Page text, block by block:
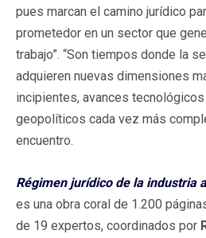
pues marcan el camino jurídico
prometedor en un sector que
trabajo”. “Son tiempos donde la
adquieren nuevas dimensiones
incipientes, avances
geopolíticos cada vez más
encuentro.
Régimen jurídico de la industria
es una obra coral de 1.200
de 19 expertos, coordinados por